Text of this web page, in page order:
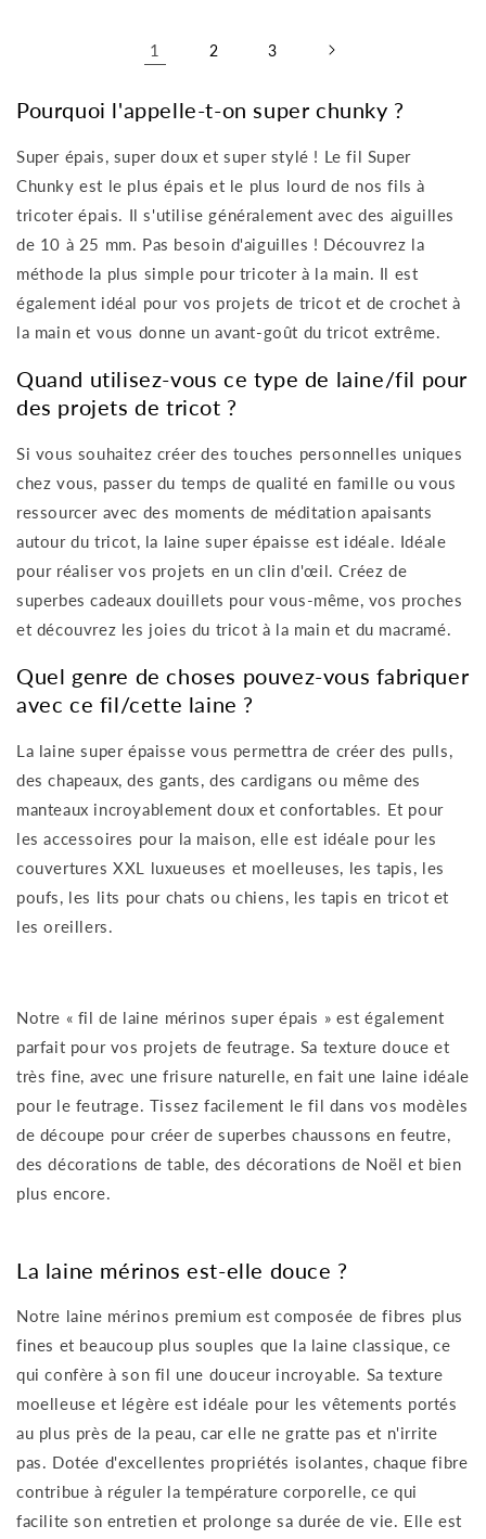
1 2 3
Pourquoi l'appelle-t-on super chunky ?
Super épais, super doux et super stylé ! Le fil Super
Chunky est le plus épais et le plus lourd de nos fils à
tricoter épais. Il s'utilise généralement avec des aiguilles
de 10 à 25 mm. Pas besoin d'aiguilles ! Découvrez la
méthode la plus simple pour tricoter à la main. Il est
également idéal pour vos projets de tricot et de crochet à
la main et vous donne un avant-goût du tricot extrême.
Quand utilisez-vous ce type de laine/fil pour
des projets de tricot ?
Si vous souhaitez créer des touches personnelles uniques
chez vous, passer du temps de qualité en famille ou vous
ressourcer avec des moments de méditation apaisants
autour du tricot, la laine super épaisse est idéale. Idéale
pour réaliser vos projets en un clin d'œil. Créez de
superbes cadeaux douillets pour vous-même, vos proches
et découvrez les joies du tricot à la main et du macramé.
Quel genre de choses pouvez-vous fabriquer
avec ce fil/cette laine ?
La laine super épaisse vous permettra de créer des pulls,
des chapeaux, des gants, des cardigans ou même des
manteaux incroyablement doux et confortables. Et pour
les accessoires pour la maison, elle est idéale pour les
couvertures XXL luxueuses et moelleuses, les tapis, les
poufs, les lits pour chats ou chiens, les tapis en tricot et
les oreillers.
Notre « fil de laine mérinos super épais » est également
parfait pour vos projets de feutrage. Sa texture douce et
très fine, avec une frisure naturelle, en fait une laine idéale
pour le feutrage. Tissez facilement le fil dans vos modèles
de découpe pour créer de superbes chaussons en feutre,
des décorations de table, des décorations de Noël et bien
plus encore.
La laine mérinos est-elle douce ?
Notre laine mérinos premium est composée de fibres plus
fines et beaucoup plus souples que la laine classique, ce
qui confère à son fil une douceur incroyable. Sa texture
moelleuse et légère est idéale pour les vêtements portés
au plus près de la peau, car elle ne gratte pas et n'irrite
pas. Dotée d'excellentes propriétés isolantes, chaque fibre
contribue à réguler la température corporelle, ce qui
facilite son entretien et prolonge sa durée de vie. Elle est